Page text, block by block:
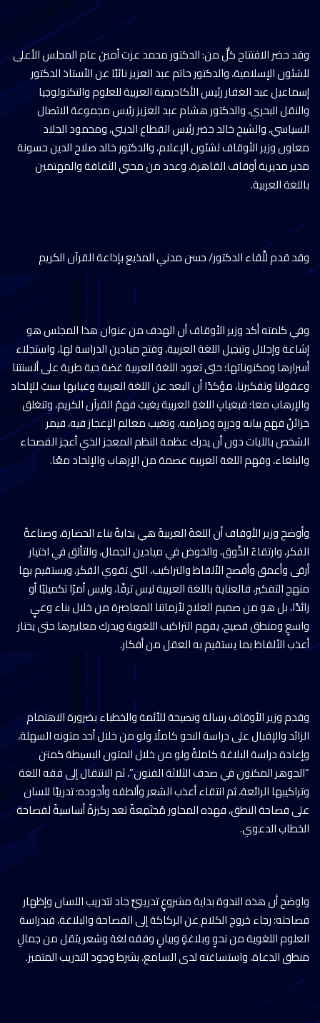
وقد حضر الافتتاح كلٌّ من: الدكتور محمد عزت أمين عام المجلس الأعلى
للشئون الإسلامية، والدكتور حاتم عبد العزيز نائبًا عن الأستاذ الدكتور
إسماعيل عبد الغفار رئيس الأكاديمية العربية للعلوم والتكنولوجيا
والنقل البحري، والدكتور هشام عبد العزيز رئيس مجموعة الاتصال
السياسي، والشيخ خالد خضر رئيس القطاع الديني، ومحمود الجلاد
معاون وزير الأوقاف لشئون الإعلام، والدكتور خالد صلاح الدين حسونة
مدير مديرية أوقاف القاهرة، وعدد من محبي الثقافة والمهتمين
باللغة العربية.
وقد قدم للِّقاء الدكتور/ حسن مدني المذيع بإذاعة القرآن الكريم
وفي كلمته أكد وزير الأوقاف أن الهدف من عنوان هذا المجلس هو
إشاعة وإجلال وتبجيل اللغة العربية، وفتح ميادين الدراسة لها، واستجلاء
أسرارها ومكنوناتها؛ حتى تعود اللغة العربية غضة حية طرية على ألسنتنا
وعقولنا وتفكيرنا، مؤكدًا أن البعد عن اللغة العربية وغيابها سببٌ للإلحاد
والإرهاب معا؛ فبغيابِ اللغةِ العربية يغيبُ فهمُ القرآن الكريم، وتنغلق
خزائنُ فهمِ بيانه ودررِه ومراميه، وتغيب معالم الإعجاز فيه، فيمر
الشخص بالآيات دون أن يدرك عظمة النظم المعجز الذي أعجز الفصحاء
والبلغاء، وفهم اللغة العربية عصمة من الإرهاب والإلحاد معًا.
وأوضح وزير الأوقاف أن اللغةَ العربيةَ هي بدايةُ بناء الحضارة، وصناعةُ
الفكر، وارتقاءُ الذَّوق، والخوض في ميادين الجمال، والتألق في اختيار
أرقى وأعمق وأفصح الألفاظ والتراكيب، التي تقوي الفكر، ويستقيم بها
منهج التفكير، فالعناية باللغة العربية ليس ترفًا، وليس أمرًا تكميليًا أو
زائدًا، بل هو من صميم العلاج لأزماتنا المعاصرة من خلال بناء وعيٍ
واسعٍ ومنطق فصيح، يفهم التراكيب اللغوية ويدرك معاييرها حتى يختار
أعذب الألفاظ بما يستقيم به العقل من أفكار.
وقدم وزير الأوقاف رسالة ونصيحة للأئمة والخطباء بضرورة الاهتمام
الزائد والإقبال على دراسة النحو كاملًا ولو من خلال أحد متونه السهلة،
وإعادة دراسة البلاغة كاملةً ولو من خلال المتون البسيطة كمتن
“الجوهر المكنون في صدف الثلاثة الفنون”، ثم الانتقال إلى فقه اللغة
وتراكيبها الرائعة، ثم انتقاء أعذب الشعر وألطفه وأجوده؛ تدريبًا للسان
على فصاحة النطق، فهذه المحاور مُجتَمِعةً تعد ركيزةً أساسيةً لفصاحة
الخطاب الدعوي.
واوضح أن هذه الندوة بداية مشروعٍ تدريبيٍّ جاد لتدريب اللسان وإظهار
فصاحته؛ رجاء خروج الكلام عن الركاكة إلى الفصاحة والبلاغة، فبدراسة
العلوم اللغوية من نحوٍ وبلاغةٍ وبيانٍ وفقه لغة وشعر يثقل من جمالِ
منطق الدعاة، واستساغته لدى السامع، بشرط وجود التدريب المتميز.